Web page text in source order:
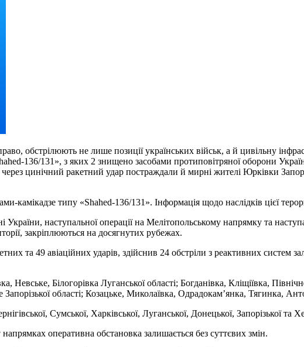
обстрілюють не лише позиції українських військ, а й цивільну
136/131», з яких 2 знищено засобами протиповітряної оборони
цинічний ракетний удар постраждали й мирні жителі Юрківки
камікадзе типу «Shahed-136/131». Інформація щодо наслідків цієї
наступальної операції на Мелітопольському напрямку та
закріплюються на досягнутих рубежах.
та 49 авіаційних ударів, здійснив 24 обстріли з реактивних систем
Невське, Білогорівка Луганської області; Богданівка, Кліщіївка,
області; Козацьке, Миколаївка, Одрадокам’янка, Тягинка,
Сумської, Харківської, Луганської, Донецької, Запорізької та
оперативна обстановка залишається без суттєвих змін.